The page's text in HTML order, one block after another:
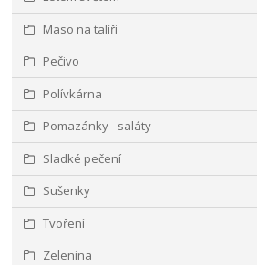
Maso na talíři
Pečivo
Polívkárna
Pomazánky - saláty
Sladké pečení
Sušenky
Tvoření
Zelenina